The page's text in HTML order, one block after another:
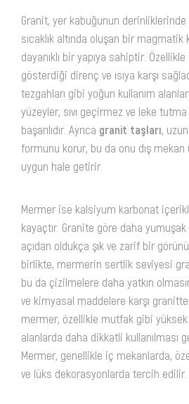
Granit, yer kabuğunun derinliklerinde
sıcaklık altında oluşan bir magmatik
dayanıklı bir yapıya sahiptir. Özellikle
gösterdiği direnç ve ısıya karşı
tezgahları gibi yoğun kullanım
yüzeyler, sıvı geçirmez ve leke
başarılıdır. Ayrıca granit taşları,
formunu korur, bu da onu dış mekan
uygun hale getirir.
Mermer ise kalsiyum karbonat
kayaçtır. Granite göre daha
açıdan oldukça şık ve zarif bir
birlikte, mermerin sertlik seviyesi
bu da çizilmelere daha yatkın
ve kimyasal maddelere karşı
mermer, özellikle mutfak gibi yüksek
alanlarda daha dikkatli kullanılması
Mermer, genellikle iç mekanlarda,
ve lüks dekorasyonlarda tercih edilir.